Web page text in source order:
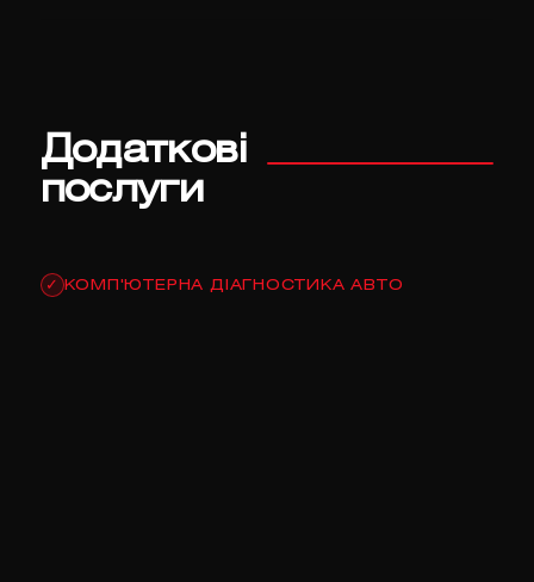
Додаткові
послуги
✓ КОМП'ЮТЕРНА ДІАГНОСТИКА АВТО